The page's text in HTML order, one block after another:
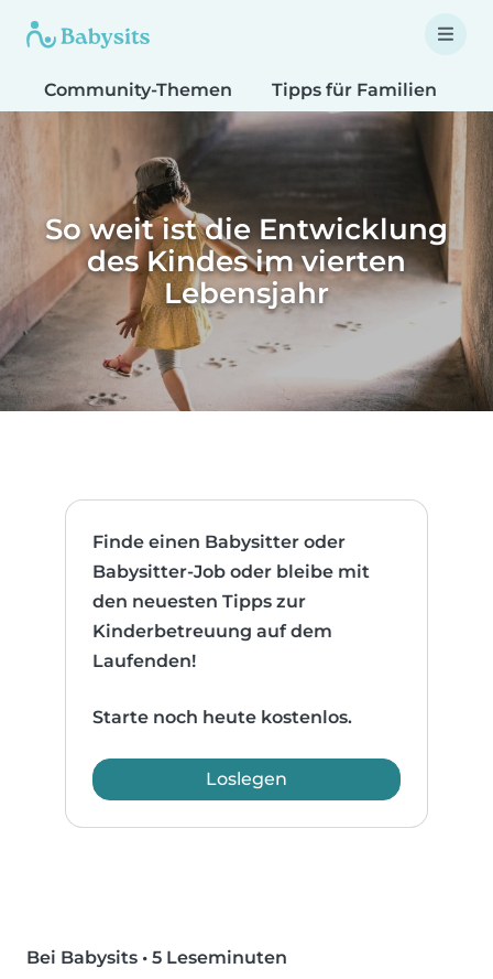
Community-Themen Tipps für Familien
So weit ist die Entwicklung
des Kindes im vierten
Lebensjahr
Finde einen Babysitter oder
Babysitter-Job oder bleibe mit
den neuesten Tipps zur
Kinderbetreuung auf dem
Laufenden!
Starte noch heute kostenlos.
Loslegen
Bei Babysits • 5 Leseminuten